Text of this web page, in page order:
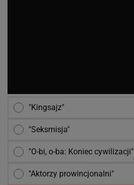
"Kingsajz"
"Seksmisja"
"O-bi, o-ba: Koniec cywilizacji"
"Aktorzy prowincjonalni"